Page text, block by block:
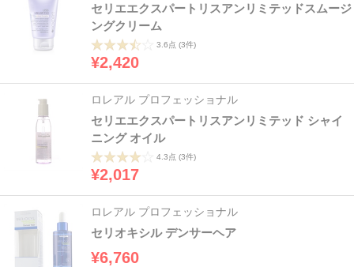
セリエエクスパートリスアンリミテッドスムージ
ングクリーム
3.6点 (3件)
¥2,420
ロレアル プロフェッショナル
セリエエクスパートリスアンリミテッド シャイ
ニング オイル
4.3点 (3件)
¥2,017
ロレアル プロフェッショナル
セリオキシル デンサーヘア
¥6,760